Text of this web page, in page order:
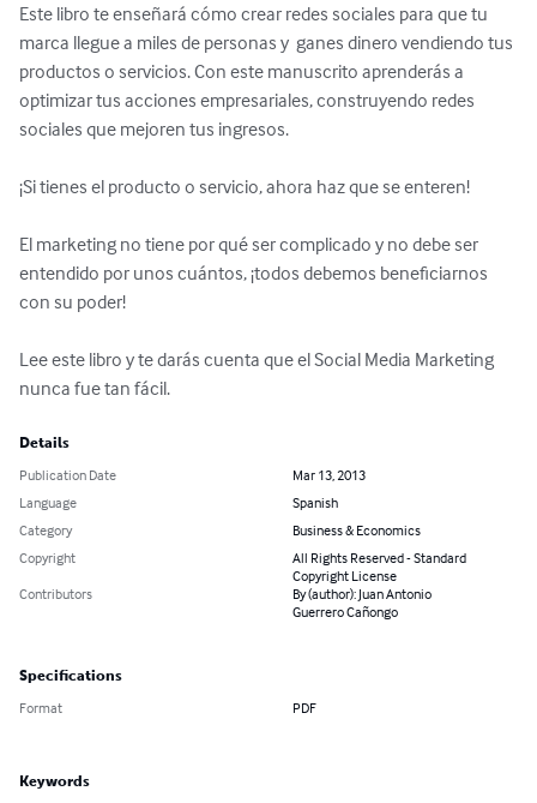
Este libro te enseñará cómo crear redes sociales para que tu
marca llegue a miles de personas y  ganes dinero vendiendo tus
productos o servicios. Con este manuscrito aprenderás a
optimizar tus acciones empresariales, construyendo redes
sociales que mejoren tus ingresos.
¡Si tienes el producto o servicio, ahora haz que se enteren!
El marketing no tiene por qué ser complicado y no debe ser
entendido por unos cuántos, ¡todos debemos beneficiarnos
con su poder!
Lee este libro y te darás cuenta que el Social Media Marketing
nunca fue tan fácil.
Details
Publication Date
Mar 13, 2013
Language
Spanish
Category
Business & Economics
Copyright
All Rights Reserved - Standard
Copyright License
Contributors
By (author): Juan Antonio
Guerrero Cañongo
Specifications
Format PDF
Keywords